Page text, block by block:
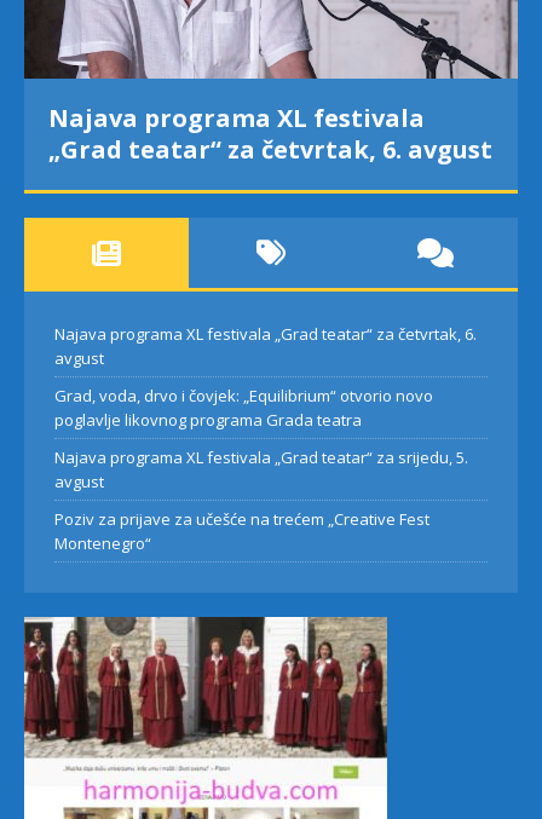
Najava programa XL festivala
„Grad teatar“ za četvrtak, 6. avgust
Najava programa XL festivala „Grad teatar“ za četvrtak, 6.
avgust
Grad, voda, drvo i čovjek: „Equilibrium“ otvorio novo
poglavlje likovnog programa Grada teatra
Najava programa XL festivala „Grad teatar“ za srijedu, 5.
avgust
Poziv za prijave za učešće na trećem „Creative Fest
Montenegro“